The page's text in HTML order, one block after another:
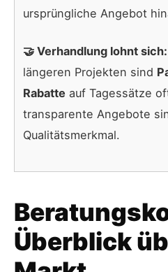
ursprüngliche Angebot
🤝 Verhandlung lohnt sich:
längeren Projekten sind
Rabatte auf Tagessätze
transparente Angebote
Qualitätsmerkmal.
Überblick